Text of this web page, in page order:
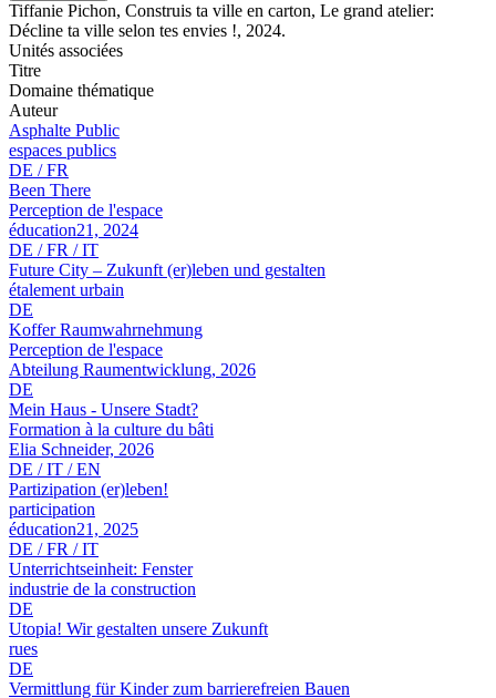
Tiffanie Pichon, Construis ta ville en carton, Le grand atelier:
Décline ta ville selon tes envies !, 2024.
Unités associées
Titre
Domaine thématique
Auteur
Asphalte Public
espaces publics
DE / FR
Been There
Perception de l'espace
éducation21, 2024
DE / FR / IT
Future City – Zukunft (er)leben und gestalten
étalement urbain
DE
Koffer Raumwahrnehmung
Perception de l'espace
Abteilung Raumentwicklung, 2026
DE
Mein Haus - Unsere Stadt?
Formation à la culture du bâti
Elia Schneider, 2026
DE / IT / EN
Partizipation (er)leben!
participation
éducation21, 2025
DE / FR / IT
Unterrichtseinheit: Fenster
industrie de la construction
DE
Utopia! Wir gestalten unsere Zukunft
rues
DE
Vermittlung für Kinder zum barrierefreien Bauen